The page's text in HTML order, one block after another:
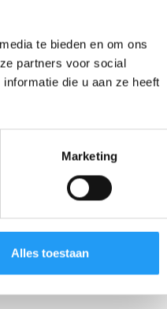
te bieden en om ons
partners voor social
die u aan ze heeft
Marketing
Alles toestaan